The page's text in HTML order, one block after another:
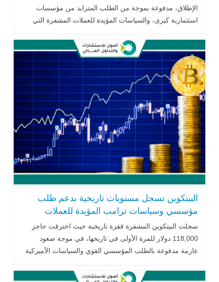
الإطلاق، مدفوعة بموجة من الطلب المتزايد من مؤسسات
استثمارية كبرى، والسياسات المؤيدة للعملات المشفرة التي
البيتكوين تسجل مستويات تاريخية بدعم طلب
مؤسسي وسياسات ترامب المؤيدة للعملات
المشفرة
سجلت البيتكوين المشفرة قفزة تاريخية حيث اخترقت حاجز
118,000 دولار للمرة الأولى في تاريخها، في موجة صعود
عارمة مدفوعة بالطلب المؤسسي القوي والسياسات الأميركية